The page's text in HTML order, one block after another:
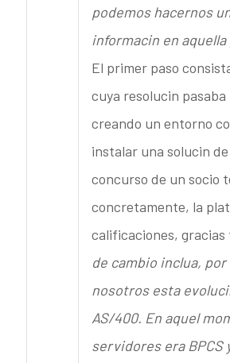
podemos hacernos
informacin en aquella
El primer paso
cuya resolucin
creando un entorno
instalar una solucin
concurso de un socio
concretamente, la
calificaciones, gracias
de cambio inclua,
nosotros esta
AS/400. En aquel
servidores era BPCS